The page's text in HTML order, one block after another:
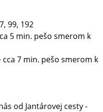
99, 192
5 min. pešo smerom k
cca 7 min. pešo smerom k
od Jantárovej cesty -